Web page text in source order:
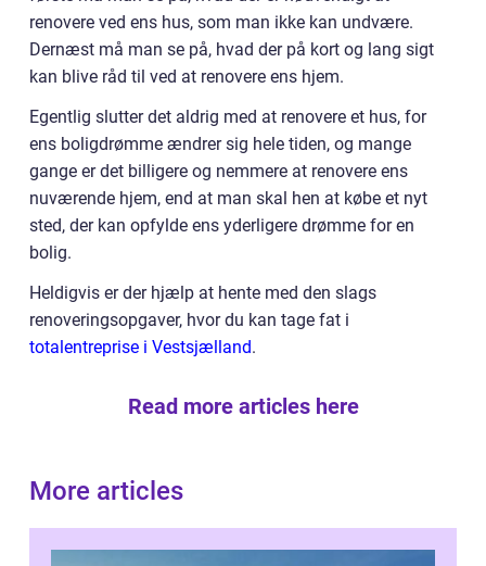
renovere ved ens hus, som man ikke kan undvære.
Dernæst må man se på, hvad der på kort og lang sigt
kan blive råd til ved at renovere ens hjem.
Egentlig slutter det aldrig med at renovere et hus, for
ens boligdrømme ændrer sig hele tiden, og mange
gange er det billigere og nemmere at renovere ens
nuværende hjem, end at man skal hen at købe et nyt
sted, der kan opfylde ens yderligere drømme for en
bolig.
Heldigvis er der hjælp at hente med den slags
renoveringsopgaver, hvor du kan tage fat i
totalentreprise i Vestsjælland.
Read more articles here
More articles